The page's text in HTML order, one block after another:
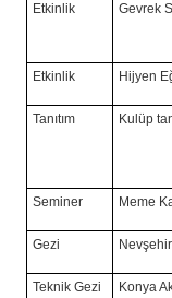
Etkinlik Gevrek
Etkinlik Hijyen
Tanıtım Kulüp
Seminer Meme
Gezi
Teknik Gezi
Konya